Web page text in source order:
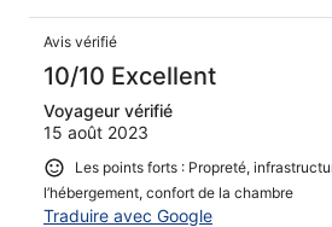
Avis vérifié
10/10 Excellent
Voyageur vérifié
15 août 2023
Les points forts : Propreté,
l’hébergement, confort de la chambre
Traduire avec Google